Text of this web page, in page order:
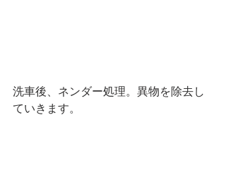
洗車後、ネンダー処理。異物を除去し
ていきます。